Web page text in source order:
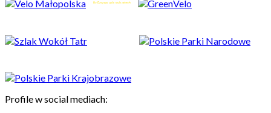
Profile w social mediach: